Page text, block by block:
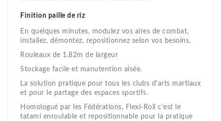
Finition paille de riz
En quelques minutes, modulez vos aires de combat,
installez, démontez, repositionnez selon vos besoins.
Rouleaux de 1.82m de largeur
Stockage facile et manutention aisée.
La solution pratique pour tous les clubs d'arts martiaux
et pour le partage des espaces sportifs.
Homologué par les Fédérations, Flexi-Roll c'est le
tatami enroulable et repositionnable pour la pratique